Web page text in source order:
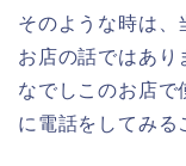
そのような時は、
お店の話ではあり
なでしこのお店
に電話をしてみる